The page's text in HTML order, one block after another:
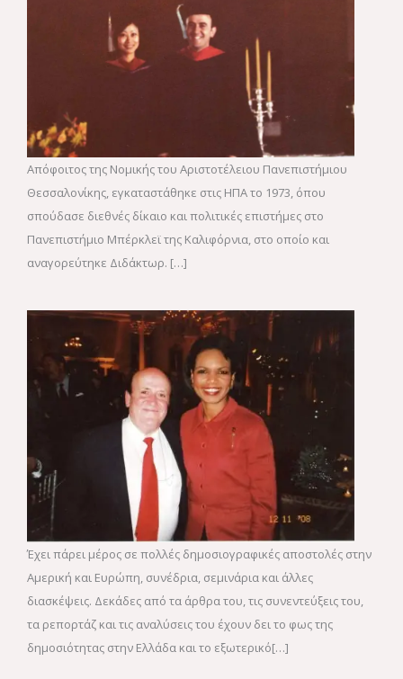
Απόφοιτος της Νομικής του Αριστοτέλειου Πανεπιστήμιου
Θεσσαλονίκης, εγκαταστάθηκε στις ΗΠΑ το 1973, όπου
σπούδασε διεθνές δίκαιο και πολιτικές επιστήμες στο
Πανεπιστήμιο Μπέρκλεϊ της Καλιφόρνια, στο οποίο και
αναγορεύτηκε Διδάκτωρ. […]
Έχει πάρει μέρος σε πολλές δημοσιογραφικές αποστολές στην
Αμερική και Ευρώπη, συνέδρια, σεμινάρια και άλλες
διασκέψεις. Δεκάδες από τα άρθρα του, τις συνεντεύξεις του,
τα ρεπορτάζ και τις αναλύσεις του έχουν δει το φως της
δημοσιότητας στην Ελλάδα και το εξωτερικό[…]